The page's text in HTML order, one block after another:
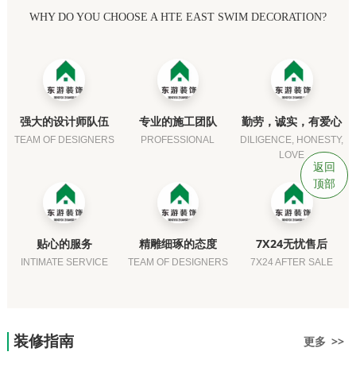
WHY DO YOU CHOOSE A HTE EAST SWIM DECORATION?
强大的设计师队伍
TEAM OF DESIGNERS
专业的施工团队
PROFESSIONAL
勤劳，诚实，有爱心
DILIGENCE, HONESTY,
LOVE
贴心的服务
INTIMATE SERVICE
精雕细琢的态度
TEAM OF DESIGNERS
7X24无忧售后
7X24 AFTER SALE
装修指南 更多 >>
返回
顶部